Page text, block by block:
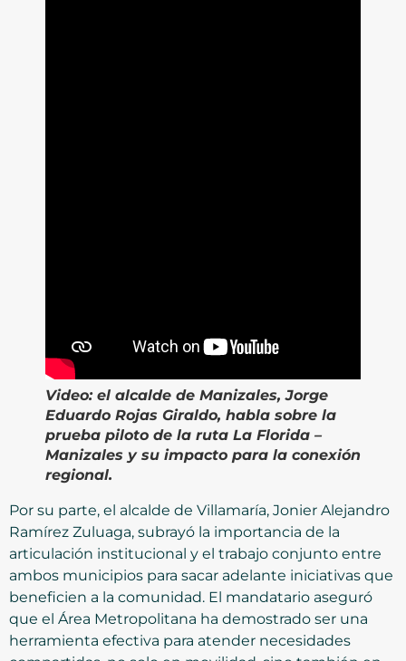
Video: el alcalde de Manizales, Jorge
Eduardo Rojas Giraldo, habla sobre la
prueba piloto de la ruta La Florida –
Manizales y su impacto para la conexión
regional.
Por su parte, el alcalde de Villamaría, Jonier Alejandro
Ramírez Zuluaga, subrayó la importancia de la
articulación institucional y el trabajo conjunto entre
ambos municipios para sacar adelante iniciativas que
beneficien a la comunidad. El mandatario aseguró
que el Área Metropolitana ha demostrado ser una
herramienta efectiva para atender necesidades